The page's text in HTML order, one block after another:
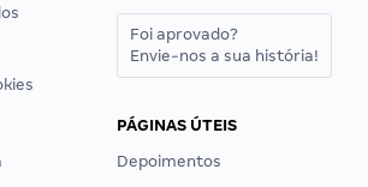
Foi aprovado?
Envie-nos a sua história!
PÁGINAS ÚTEIS
Depoimentos